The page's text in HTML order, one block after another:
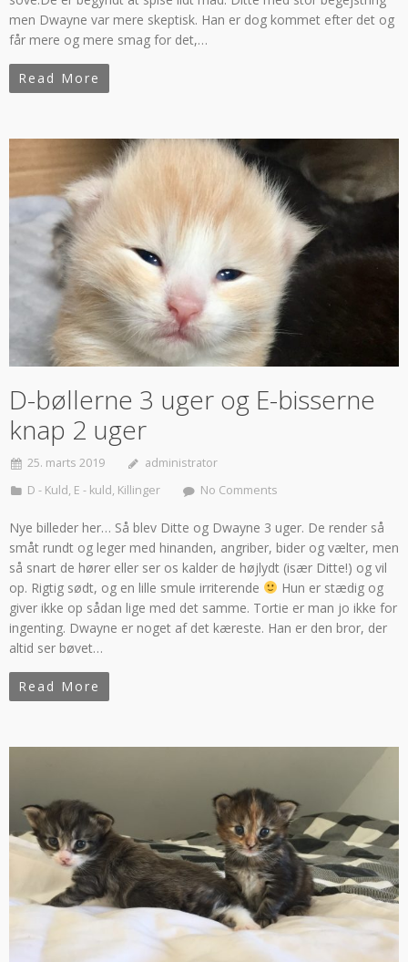
men Dwayne var mere skeptisk. Han er dog kommet efter det og
får mere og mere smag for det,…
Read More
D-bøllerne 3 uger og E-bisserne
knap 2 uger
25. marts 2019
administrator
D - Kuld, E - kuld, Killinger No Comments
Nye billeder her… Så blev Ditte og Dwayne 3 uger. De render så
småt rundt og leger med hinanden, angriber, bider og vælter, men
så snart de hører eller ser os kalder de højlydt (især Ditte!) og vil
op. Rigtig sødt, og en lille smule irriterende
Hun er stædig og
giver ikke op sådan lige med det samme. Tortie er man jo ikke for
ingenting. Dwayne er noget af det kæreste. Han er den bror, der
altid ser bøvet…
Read More